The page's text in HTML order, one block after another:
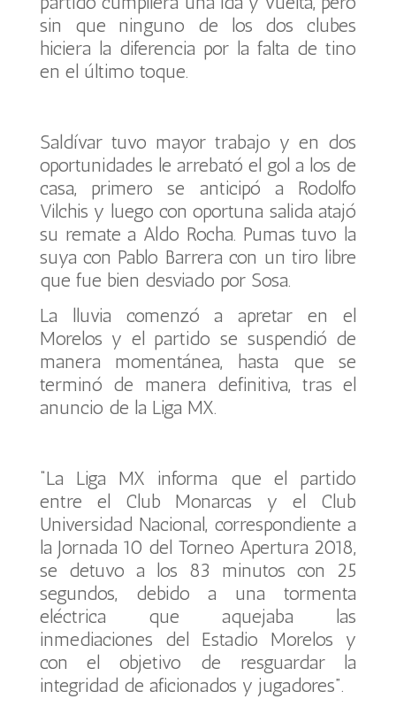
sin que ninguno de los dos clubes
hiciera la diferencia por la falta de tino
en el último toque.
Saldívar tuvo mayor trabajo y en dos
oportunidades le arrebató el gol a los de
casa, primero se anticipó a Rodolfo
Vilchis y luego con oportuna salida atajó
su remate a Aldo Rocha. Pumas tuvo la
suya con Pablo Barrera con un tiro libre
que fue bien desviado por Sosa.
La lluvia comenzó a apretar en el
Morelos y el partido se suspendió de
manera momentánea, hasta que se
terminó de manera definitiva, tras el
anuncio de la Liga MX.
“La Liga MX informa que el partido
entre el Club Monarcas y el Club
Universidad Nacional, correspondiente a
la Jornada 10 del Torneo Apertura 2018,
se detuvo a los 83 minutos con 25
segundos, debido a una tormenta
eléctrica que aquejaba las
inmediaciones del Estadio Morelos y
con el objetivo de resguardar la
integridad de aficionados y jugadores”.